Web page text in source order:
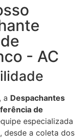
- AC
a Despachantes
de
especializada
desde a coleta dos